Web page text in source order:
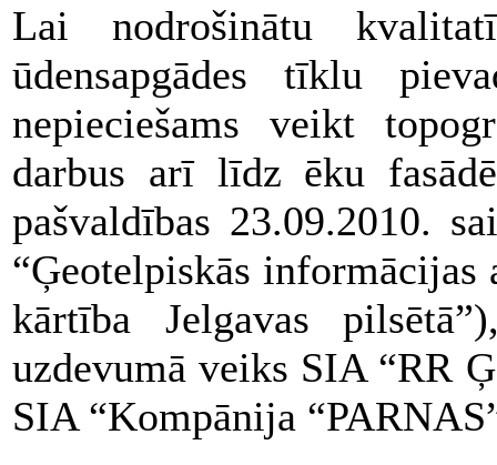
Lai nodrošinātu
ūdensapgādes tīklu
nepieciešams veikt
darbus arī līdz ēku
pašvaldības 23.09.2010.
“Ģeotelpiskās informācijas
kārtība Jelgavas
uzdevumā veiks SIA “RR
SIA “Kompānija